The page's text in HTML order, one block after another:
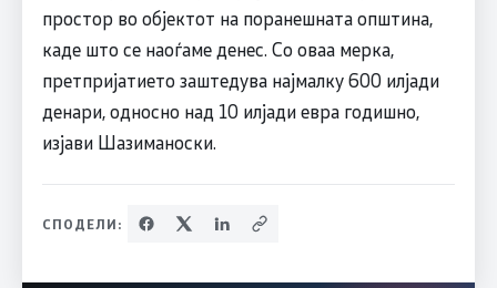
простор во објектот на поранешната општина,
каде што се наоѓаме денес. Со оваа мерка,
претпријатието заштедува најмалку 600 илјади
денари, односно над 10 илјади евра годишно,
изјави Шазиманоски.
СПОДЕЛИ: